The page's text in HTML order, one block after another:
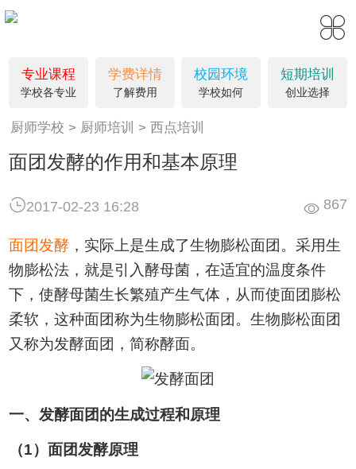
刚刚
专业课程
学校各专业
学费详情
了解费用
校园环境
学校如何
短期培训
创业选择
厨师学校 厨师培训 西点培训
面团发酵的作用和基本原理
2017-02-23 16:28 867
面团发酵 ，实际上是生成了生物膨松面团。采用生
物膨松法，就是引入酵母菌，在适宜的温度条件
下，使酵母菌生长繁殖产生气体，从而使面团膨松
柔软，这种面团称为生物膨松面团。生物膨松面团
又称为发酵面团，简称酵面。
一、发酵面团的生成过程和原理
（1）面团发酵原理